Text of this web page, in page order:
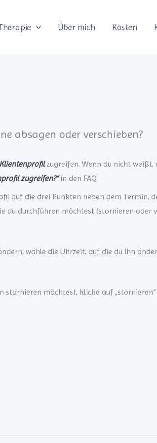
Über mich Kosten
absagen oder verschieben?
Klientenprofilzugreifen. Wenn du nicht
zugreifen?“in den FAQ
auf die drei Punkten neben dem Termin,
du durchführen möchtest (stornieren oder
wähle die Uhrzeit, auf die du ihn
stornieren möchtest, klicke auf